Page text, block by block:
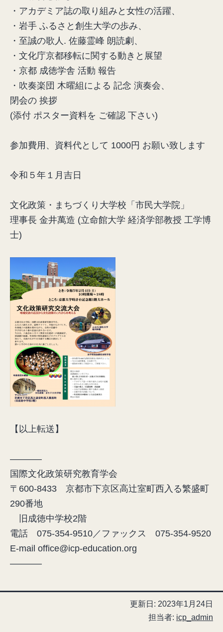
・アカデミア誌の取り組みと女性の活躍、
・岩手 ふるさと創生大学の歩み、
・至誠の歌人. 佐藤霊峰 朗読劇、
・文化庁京都移転に関する動きと展望
・京都 成徳学舎 活動 報告
・吹奏楽団 木曜組による 記念 演奏会、
閉会の 挨拶
(添付 ポスター資料を ご確認 下さい)
参加費用、資料代として 1000円 お願い致します
令和５年１月吉日
文化政策・まちづくり大学校「市民大学院」
理事長 金井萬造 (立命館大学 経済学部教授 工学博
士)
【以上転送】
———–
国際文化政策研究教育学会
〒600-8433 京都市下京区高辻室町西入る繁盛町
290番地
旧成徳中学校2階
電話 075-354-9510／ファックス 075-354-9520
E-mail office@icp-education.org
———–
更新日: 2023年1月24日
担当者: icp_admin